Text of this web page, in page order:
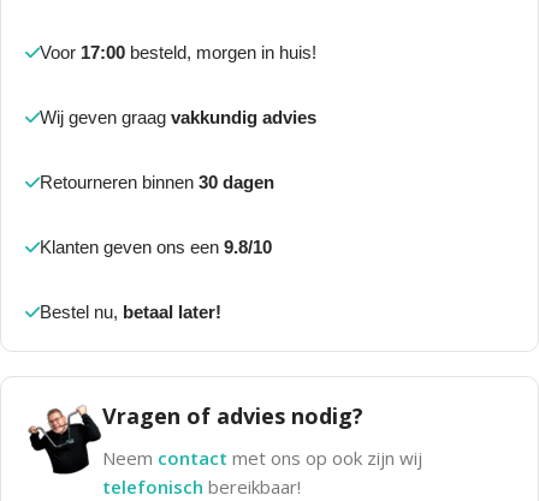
Voor 17:00 besteld, morgen in huis!
Wij geven graag vakkundig advies
Retourneren binnen 30 dagen
Klanten geven ons een 9.8/10
Bestel nu, betaal later!
Vragen of advies nodig?
Neem contact met ons op ook zijn wij
telefonisch bereikbaar!